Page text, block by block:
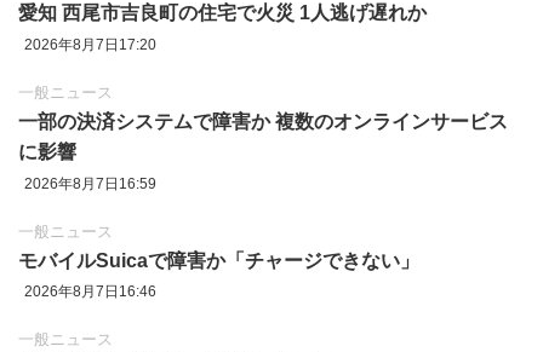
愛知 西尾市吉良町の住宅で火災 1人逃げ遅れか
2026年8月7日17:20
一般ニュース
一部の決済システムで障害か 複数のオンラインサービス
に影響
2026年8月7日16:59
一般ニュース
モバイルSuicaで障害か「チャージできない」
2026年8月7日16:46
一般ニュース